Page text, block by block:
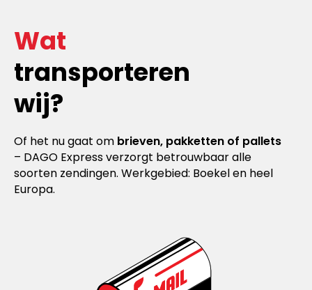
Wat
transporteren
wij?
Of het nu gaat om brieven, pakketten of pallets
– DAGO Express verzorgt betrouwbaar alle
soorten zendingen. Werkgebied: Boekel en heel
Europa.